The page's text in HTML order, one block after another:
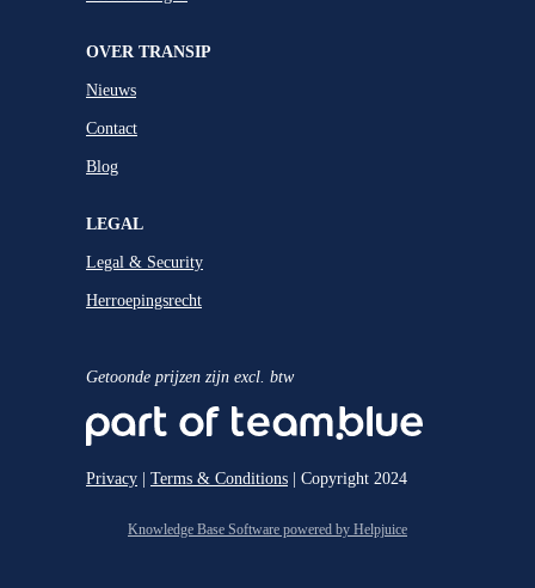
OVER TRANSIP
Nieuws
Contact
Blog
LEGAL
Legal & Security
Herroepingsrecht
Getoonde prijzen zijn excl. btw
Privacy Terms & Conditions | Copyright 2024
Knowledge Base Software powered by Helpjuice